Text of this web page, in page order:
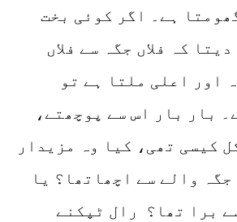
ہے۔ اگر کوئی بخت
کہ فلاں جگہ سے فلاں
اور اعلی ملتا ہے تو
بار بار اس سے پوچھتے،
کیسی تھی، کیا وہ مزیدار
جگہ والے سے اچھاتھا؟ یا
برا تھا؟ رال ٹپکنے